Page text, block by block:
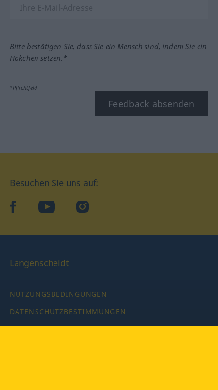
Bitte bestätigen Sie, dass Sie ein Mensch sind, indem Sie ein
Häkchen setzen.*
*Pflichtfeld
Feedback absenden
Besuchen Sie uns auf:
facebookYouTube Instagram
Langenscheidt
NUTZUNGSBEDINGUNGEN
DATENSCHUTZBESTIMMUNGEN
IMPRESSUM